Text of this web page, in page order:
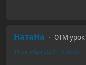
НатаНа
ОТМ
11 октября 2021, 18:36:08